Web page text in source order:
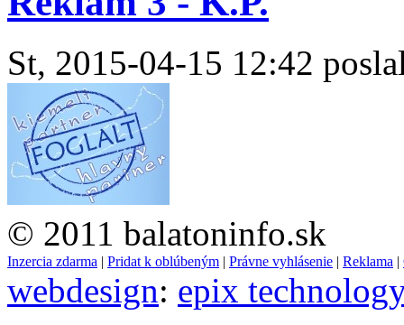
St, 2015-04-15 12:42
© 2011 balatoninfo.sk
Inzercia zdarma | Pridat k oblúbeným | Právne vyhlásenie | Reklama |
webdesign: epix